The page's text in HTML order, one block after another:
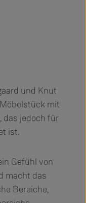
und Knut
mit
das jedoch für
ist.
Gefühl von
macht das
Bereiche,